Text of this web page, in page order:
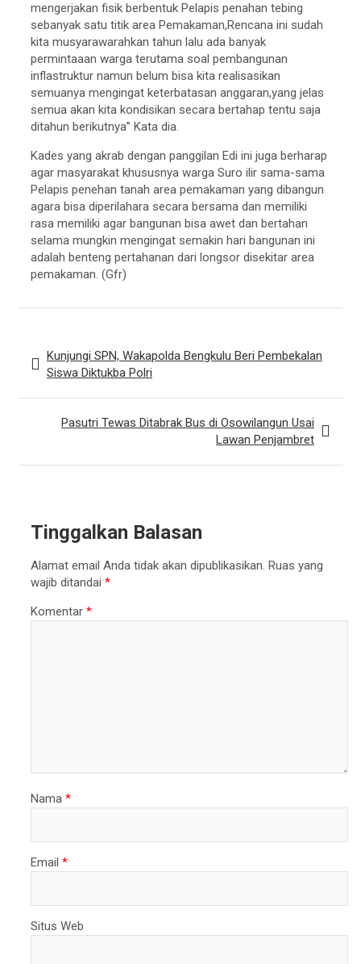
mengerjakan fisik berbentuk Pelapis penahan tebing
sebanyak satu titik area Pemakaman,Rencana ini sudah
kita musyarawarahkan tahun lalu ada banyak
permintaaan warga terutama soal pembangunan
inflastruktur namun belum bisa kita realisasikan
semuanya mengingat keterbatasan anggaran,yang jelas
semua akan kita kondisikan secara bertahap tentu saja
ditahun berikutnya” Kata dia.
Kades yang akrab dengan panggilan Edi ini juga berharap
agar masyarakat khususnya warga Suro ilir sama-sama
Pelapis penehan tanah area pemakaman yang dibangun
agara bisa diperilahara secara bersama dan memiliki
rasa memiliki agar bangunan bisa awet dan bertahan
selama mungkin mengingat semakin hari bangunan ini
adalah benteng pertahanan dari longsor disekitar area
pemakaman. (Gfr)
pos
Kunjungi SPN, Wakapolda Bengkulu Beri Pembekalan
Siswa Diktukba Polri
Pasutri Tewas Ditabrak Bus di Osowilangun Usai
Lawan Penjambret
Tinggalkan Balasan
Alamat email Anda tidak akan dipublikasikan. Ruas yang
wajib ditandai *
Komentar *
Nama *
Email *
Situs Web